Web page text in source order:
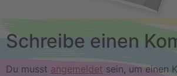
Schreibe einen
Du musst angemeldet sein, um einen